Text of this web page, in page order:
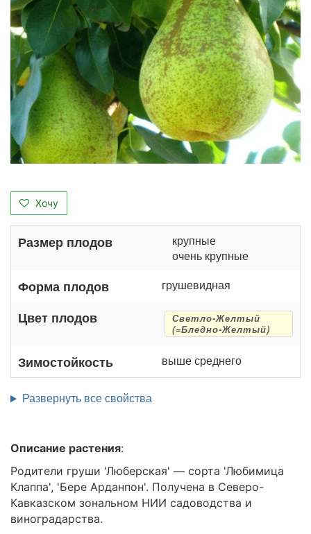
Хочу
Размер плодов
крупные
очень крупные
Форма плодов грушевидная
Цвет плодов
Светло-Желтый
(=Бледно-Желтый)
Зимостойкость выше среднего
Развернуть все свойства
Описание растения:
Родители груши 'Люберская' — сорта 'Любимица
Клаппа', 'Бере Арданпон'. Получена в Северо-
Кавказском зональном НИИ садоводства и
виноградарства.